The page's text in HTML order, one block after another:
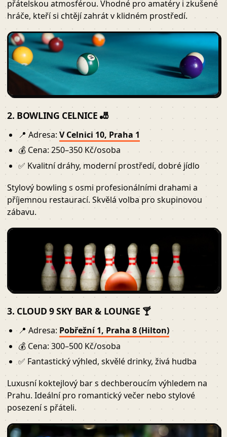
přátelskou atmosférou. Vhodné pro amatéry i zkušené
hráče, kteří si chtějí zahrát v klidném prostředí.
2. BOWLING CELNICE 🎳
📍 Adresa:V Celnici 10, Praha 1
💰 Cena: 250–350 Kč/osoba
✅ Kvalitní dráhy, moderní prostředí, dobré jídlo
Stylový bowling s osmi profesionálními drahami a
příjemnou restaurací. Skvělá volba pro skupinovou
zábavu.
3. CLOUD 9 SKY BAR & LOUNGE 🍸
📍 Adresa: Pobřežní 1, Praha 8 (Hilton)
💰 Cena: 300–500 Kč/osoba
✅ Fantastický výhled, skvělé drinky, živá hudba
Luxusní koktejlový bar s dechberoucím výhledem na
Prahu. Ideální pro romantický večer nebo stylové
posezení s přáteli.